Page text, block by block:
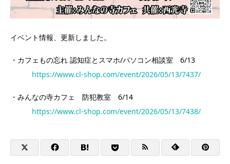
イベント情報、更新しました。
・カフェもの忘れ 認知症とスマホ/パソコン相談室 6/13
https://www.cl-shop.com/event/2026/05/13/7437/
・みんなの寺カフェ 防犯教室 6/14
https://www.cl-shop.com/event/2026/05/13/7438/